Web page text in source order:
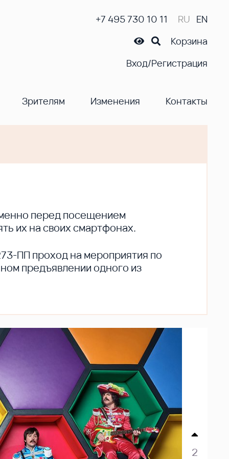
+7 495 730 10 11 RU EN
Корзина
Вход/Регистрация
Зрителям Изменения Контакты
перед посещением
их на своих смартфонах.
ПП проход на мероприятия по
предъявлении одного из
2